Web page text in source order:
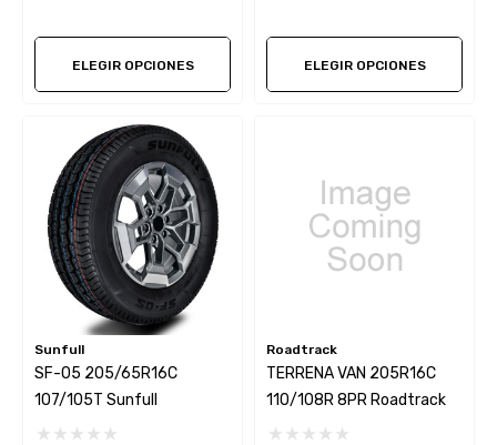
ELEGIR OPCIONES ELEGIR OPCIONES
Sunfull
SF-05 205/65R16C
107/105T Sunfull
Roadtrack
TERRENA VAN 205R16C
110/108R 8PR Roadtrack